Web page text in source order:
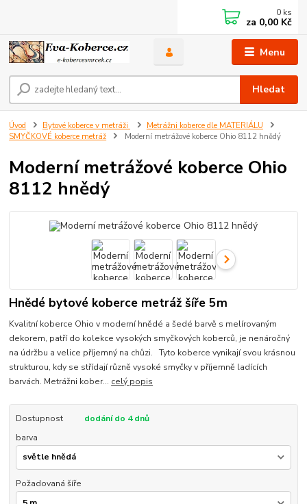
Menu
Hledat
0 ks
za 0,00 Kč
Úvod Bytové koberce v metráži
Metrážni koberce dle MATERIÁLU
SMYČKOVÉ koberce metráž
Moderní metrážové koberce Ohio 8112 hnědý
Moderní metrážové koberce Ohio
8112 hnědý
Hnědé bytové koberce metráž šíře 5m
Kvalitní koberce Ohio v moderní hnědé a šedé barvě s melírovaným
dekorem, patří do kolekce vysokých smyčkových koberců, je nenáročný
na údržbu a velice příjemný na chůzi. Tyto koberce vynikají svou krásnou
strukturou, kdy se střídají různě vysoké smyčky v příjemně ladících
barvách. Metrážni kober... celý popis
Dostupnost
dodání do 4 dnů
barva
Požadovaná šíře